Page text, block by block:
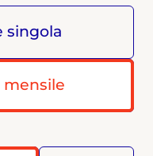
singola
mensile